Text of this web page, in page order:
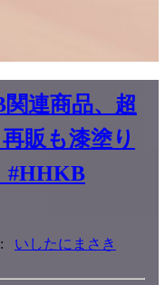
連商品、超
販も漆塗り
#HHKB
いしたにまさき